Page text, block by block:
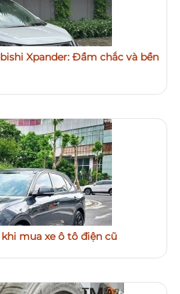
Xpander: Đầm chắc và bền
mua xe ô tô điện cũ